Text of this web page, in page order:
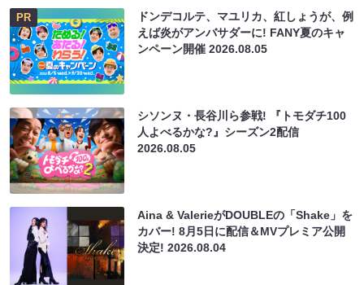
PR
ドンデコルテ、マユリカ、紅しょうが、例
えば炎がアンバサダーに! FANY夏のキャ
ンペーン開催2026.08.05
シソンヌ・長谷川ら参戦! 『トモダチ100
人よべるかな?』シーズン2配信
2026.08.05
Aina & ValerieがDOUBLEの「Shake」を
カバー! 8月5日に配信＆MVプレミア公開
決定!2026.08.04